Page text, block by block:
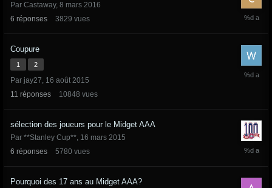
Par Castaway, 8 mars 2016
6 réponses 3829 vues
20
Coupure
1 2
Par jay27, 16 août 2015
11 réponses 10848 vues
18
sélection des joueurs pour le Midget AAA
Par **Stanley Cup**, 16 mars 2015
6 réponses 5780 vues
18
Pourquoi des 17 ans au Midget AAA?